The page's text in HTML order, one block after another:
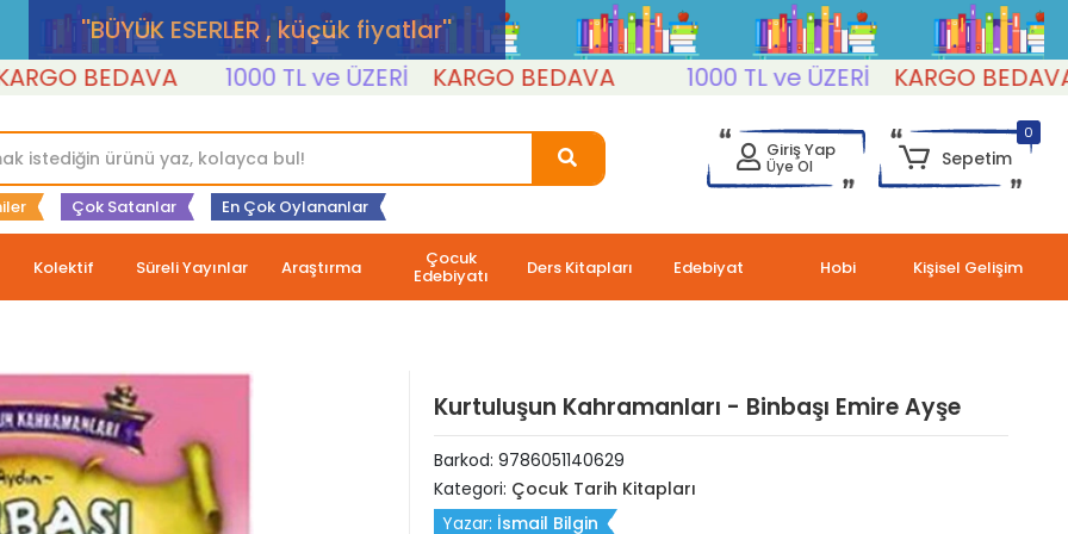
''BÜYÜK ESERLER , küçük fiyatlar''
BEDAVA 1000 TL ve ÜZERİ KARGO BEDAVA 1000 TL ve ÜZERİ KARGO BEDAVA
Çok Satanlar En Çok Oylananlar
Giriş Yap
Üye Ol
0
Sepetim
Kolektif Süreli Yayınlar Araştırma Çocuk
Edebiyatı Ders Kitapları Edebiyat Hobi Kişisel Gelişim
Kurtuluşun Kahramanları - Binbaşı Emire Ayşe
Barkod: 9786051140629
Kategori: Çocuk Tarih Kitapları
Yazar: İsmail Bilgin